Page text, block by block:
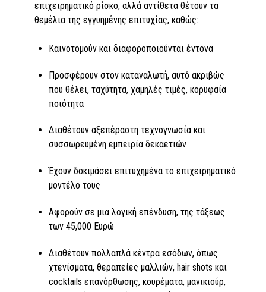
επιχειρηματικό ρίσκο, αλλά αντίθετα θέτουν τα
θεμέλια της εγγυημένης επιτυχίας, καθώς:
Καινοτομούν και διαφοροποιούνται έντονα
Προσφέρουν στον καταναλωτή, αυτό ακριβώς
που θέλει, ταχύτητα, χαμηλές τιμές, κορυφαία
ποιότητα
Διαθέτουν αξεπέραστη τεχνογνωσία και
συσσωρευμένη εμπειρία δεκαετιών
Έχουν δοκιμάσει επιτυχημένα το επιχειρηματικό
μοντέλο τους
Αφορούν σε μια λογική επένδυση, της τάξεως
των 45,000 Ευρώ
Διαθέτουν πολλαπλά κέντρα εσόδων, όπως
χτενίσματα, θεραπείες μαλλιών, hair shots και
cocktails επανόρθωσης, κουρέματα, μανικιούρ,